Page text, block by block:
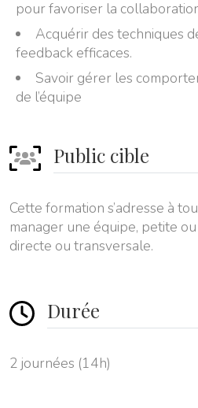
pour favoriser la
Acquérir des techniques
feedback efficaces.
Savoir gérer les
de l’équipe
Public cible
Cette formation s’adresse à
manager une équipe, petite
directe ou transversale.
Durée
2 journées (14h)